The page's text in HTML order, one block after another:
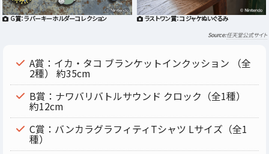
G賞：ラバーキーホルダーコレクション ラストワン賞：コジャケぬいぐるみ
任天堂公式サイト
A賞：イカ・タコ ブランケットインクッション （全
2種） 約35cm
B賞：ナワバリバトルサウンド クロック（全1種）
約12cm
C賞：バンカラグラフィティTシャツ Lサイズ（全1
種）